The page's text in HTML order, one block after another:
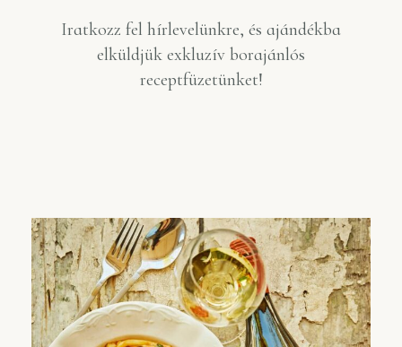
Iratkozz fel hírlevelünkre, és ajándékba
elküldjük exkluzív borajánlós
receptfüzetünket!